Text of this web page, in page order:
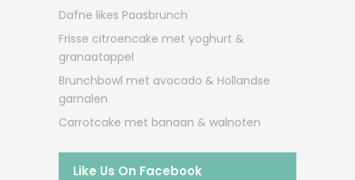
Dafne likes Paasbrunch
Frisse citroencake met yoghurt &
granaatappel
Brunchbowl met avocado & Hollandse
garnalen
Carrotcake met banaan & walnoten
Like Us On Facebook